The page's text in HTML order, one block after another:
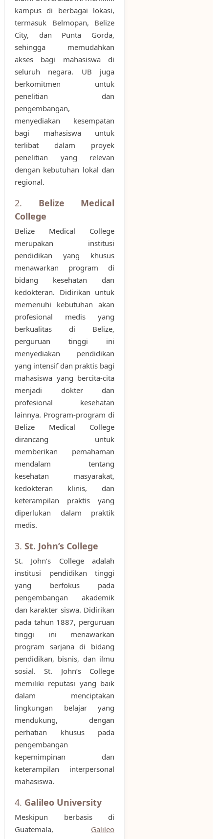
kampus di berbagai lokasi,
termasuk Belmopan, Belize
City, dan Punta Gorda,
sehingga memudahkan
akses bagi mahasiswa di
seluruh negara. UB juga
berkomitmen untuk
penelitian dan
pengembangan,
menyediakan kesempatan
bagi mahasiswa untuk
terlibat dalam proyek
penelitian yang relevan
dengan kebutuhan lokal dan
regional.
2. Belize Medical
College
Belize Medical College
merupakan institusi
pendidikan yang khusus
menawarkan program di
bidang kesehatan dan
kedokteran. Didirikan untuk
memenuhi kebutuhan akan
profesional medis yang
berkualitas di Belize,
perguruan tinggi ini
menyediakan pendidikan
yang intensif dan praktis bagi
mahasiswa yang bercita-cita
menjadi dokter dan
profesional kesehatan
lainnya. Program-program di
Belize Medical College
dirancang untuk
memberikan pemahaman
mendalam tentang
kesehatan masyarakat,
kedokteran klinis, dan
keterampilan praktis yang
diperlukan dalam praktik
medis.
3. St. John’s College
St. John’s College adalah
institusi pendidikan tinggi
yang berfokus pada
pengembangan akademik
dan karakter siswa. Didirikan
pada tahun 1887, perguruan
tinggi ini menawarkan
program sarjana di bidang
pendidikan, bisnis, dan ilmu
sosial. St. John’s College
memiliki reputasi yang baik
dalam menciptakan
lingkungan belajar yang
mendukung, dengan
perhatian khusus pada
pengembangan
kepemimpinan dan
keterampilan interpersonal
mahasiswa.
4. Galileo University
Meskipun berbasis di
Guatemala, Galileo